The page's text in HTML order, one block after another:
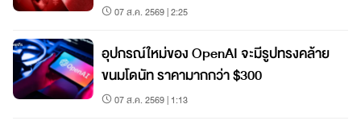
07 ส.ค. 2569 | 2:25
อุปกรณ์ใหม่ของ OpenAI จะมีรูปทรงคล้าย
ขนมโดนัท ราคามากกว่า $300
07 ส.ค. 2569 | 1:13